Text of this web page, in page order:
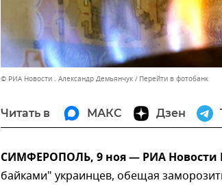
© РИА Новости . Александр Демьянчук Перейти в фотобанк
Читать в МАКС Дзен
СИМФЕРОПОЛЬ, 9 ноя — РИА
байками" украинцев, обещая